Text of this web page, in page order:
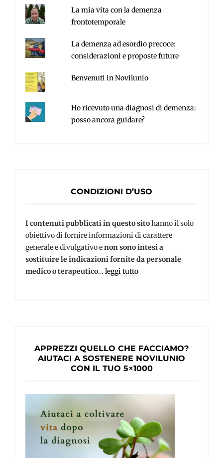
La mia vita con la demenza
frontotemporale
La demenza ad esordio precoce:
considerazioni e proposte future
Benvenuti in Novilunio
Ho ricevuto una diagnosi di demenza:
posso ancora guidare?
CONDIZIONI D’USO
I contenuti pubblicati in questo sitohanno il solo
obiettivo di fornire informazioni di carattere
generale e divulgativo enon sono intesi a
sostituire le indicazioni fornite da personale
medico o terapeutico…leggi tutto
APPREZZI QUELLO CHE FACCIAMO?
AIUTACI A SOSTENERE NOVILUNIO
CON IL TUO 5×1000